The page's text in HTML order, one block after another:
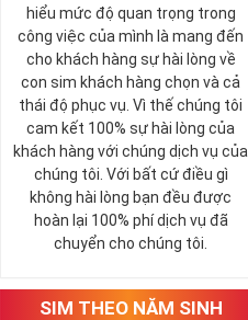
hiểu mức độ quan trọng trong
công việc của mình là mang đến
cho khách hàng sự hài lòng về
con sim khách hàng chọn và cả
thái độ phục vụ. Vì thế chúng tôi
cam kết 100% sự hài lòng của
khách hàng với chúng dịch vụ của
chúng tôi. Với bất cứ điều gì
không hài lòng bạn đều được
hoàn lại 100% phí dịch vụ đã
chuyển cho chúng tôi.
SIM THEO NĂM SINH